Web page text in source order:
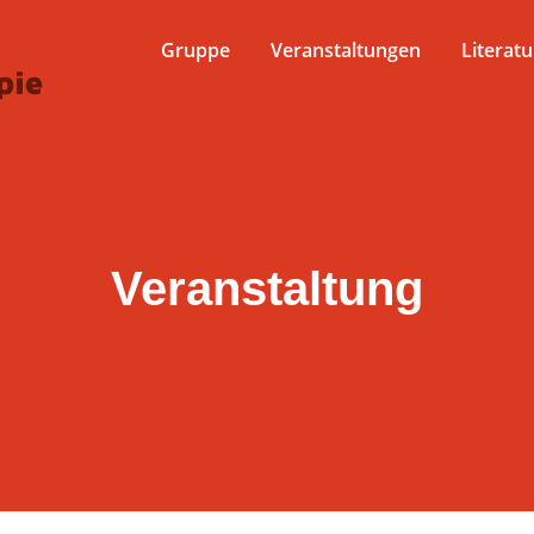
Gruppe Veranstaltungen
Veranstaltung